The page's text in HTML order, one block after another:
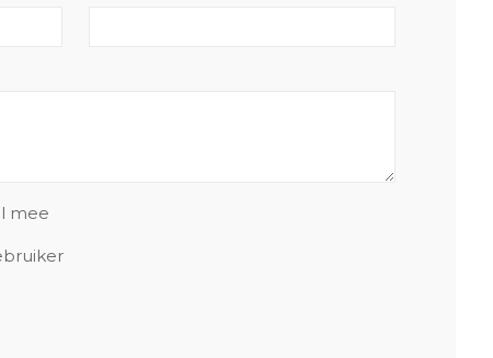
mee